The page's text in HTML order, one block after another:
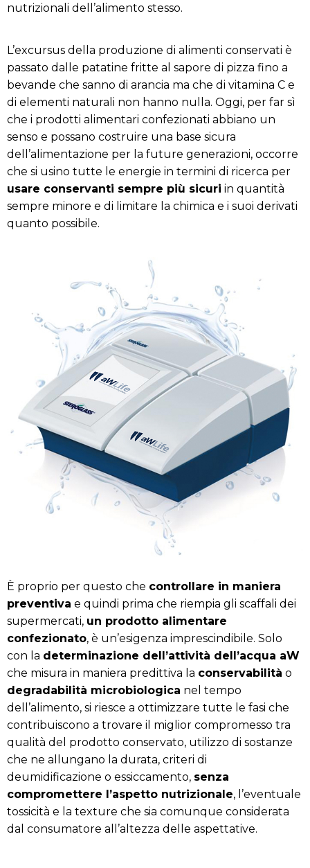
nutrizionali dell’alimento stesso.
L’excursus della produzione di alimenti conservati è
passato dalle patatine fritte al sapore di pizza fino a
bevande che sanno di arancia ma che di vitamina C e
di elementi naturali non hanno nulla. Oggi, per far sì
che i prodotti alimentari confezionati abbiano un
senso e possano costruire una base sicura
dell’alimentazione per la future generazioni, occorre
che si usino tutte le energie in termini di ricerca per
usare conservanti sempre più sicuri in quantità
sempre minore e di limitare la chimica e i suoi derivati
quanto possibile.
È proprio per questo che controllare in maniera
preventiva e quindi prima che riempia gli scaffali dei
supermercati, un prodotto alimentare
confezionato, è un’esigenza imprescindibile. Solo
con la determinazione dell’attività dell’acqua aW
che misura in maniera predittiva la conservabilità o
degradabilità microbiologica nel tempo
dell’alimento, si riesce a ottimizzare tutte le fasi che
contribuiscono a trovare il miglior compromesso tra
qualità del prodotto conservato, utilizzo di sostanze
che ne allungano la durata, criteri di
deumidificazione o essiccamento, senza
compromettere l’aspetto nutrizionale, l’eventuale
tossicità e la texture che sia comunque considerata
dal consumatore all’altezza delle aspettative.